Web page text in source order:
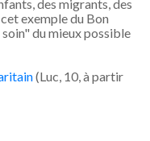
des migrants, des
exemple du Bon
du mieux possible
(Luc, 10, à partir